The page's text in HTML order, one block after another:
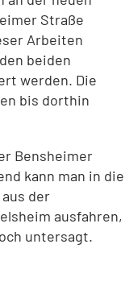
Straße
Arbeiten
beiden
werden. Die
bis dorthin
Bensheimer
kann man in die
der
ausfahren,
untersagt.